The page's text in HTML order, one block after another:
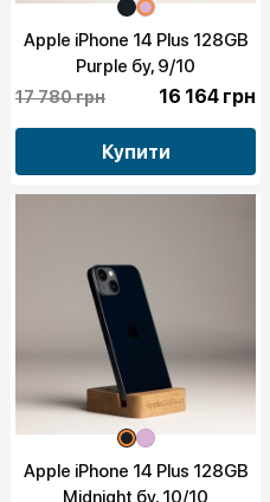
Apple iPhone 14 Plus 128GB
Purple бу, 9/10
17 780 грн 16 164 грн
Купити
Apple iPhone 14 Plus 128GB
Midnight бу, 10/10